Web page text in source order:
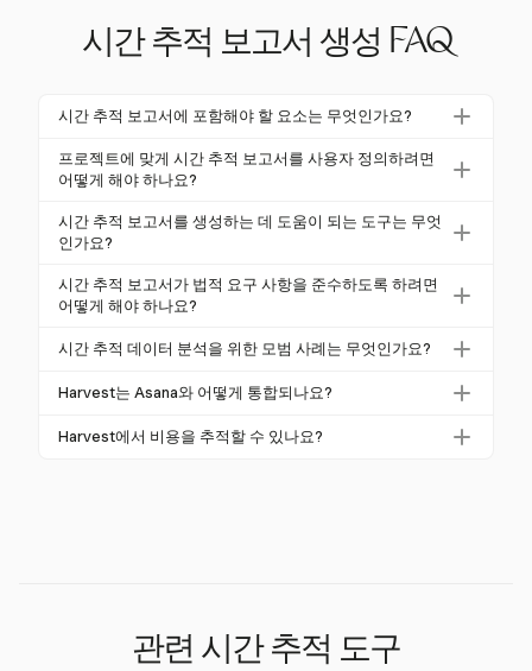
시간 추적 보고서 생성 FAQ
시간 추적 보고서에 포함해야 할 요소는 무엇인가요?
시간 추적 보고서에는 총 근무 시간, 청구 가능 vs. 비청
구 가능 시간의 분해, 작업 분포 및 프로젝트 할당이 포
상 시간과 실제 시간을 비교해야 합니다. Harvest는 클
라이언트, 프로젝트, 작업 및 팀에 대한 데이터를 정리
하는 사용자 정의 가능한 보고서를 제공합니다.
프로젝트에 맞게 시간 추적 보고서를 사용자 정의하려면
어떻게 해야 하나요?
시간 추적 보고서를 사용자 정의하려면 Harvest와 같
은 도구를 사용하여 날짜 범위, 프로젝트, 작업 또는 팀
용자 정의 필드를 추가하고 보고서의 초점을 다양한 청
중에 맞게 조정하세요. Harvest는 Jira 및 Asana와 같은
프로젝트 관리 도구와의 통합을 통해 사용자 정의를 더
시간 추적 보고서를 생성하는 데 도움이 되는 도구는 무엇
인가요?
Harvest와 같은 도구는 시간 추적 보고서를 생성하는
데 이상적입니다. Harvest는 원클릭 타이머, 수동 시간
합을 통한 상세 보고 기능을 제공합니다. 이를 통해 보
고서의 정확성과 관련성을 높일 수 있습니다.
시간 추적 보고서가 법적 요구 사항을 준수하도록 하려면
어떻게 해야 하나요?
귀하의 관할권에서 법적 요구 사항을 이해하여 준수를
은 것입니다. Harvest와 같은 도구를 사용하여 정확한
추적에 대한 법적 기준을 충족하는 보고서를 보장하세
시간 추적 데이터 분석을 위한 모범 사례는 무엇인가요?
모범 사례에는 시간 추적 데이터를 정기적으로 검토하
무 시간, 청구 가능 vs. 비청구 가능 시간 및 작업 완료
Harvest는 Asana와 어떻게 통합되나요?
Harvest는 Asana와 통합되어 프로젝트 워크플로 내에
Harvest에서 비용을 추적할 수 있나요?
관련 시간 추적 도구